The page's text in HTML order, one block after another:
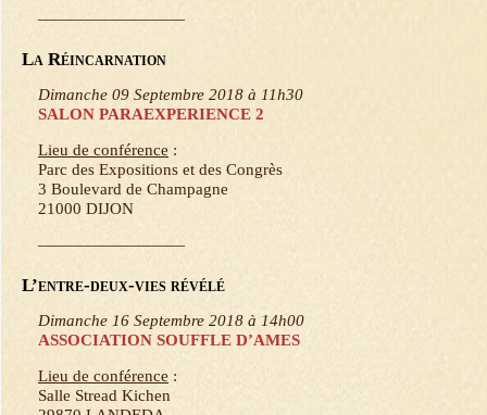
—————————
La Réincarnation
Dimanche 09 Septembre 2018 à 11h30
SALON PARAEXPERIENCE 2
Lieu de conférence :
Parc des Expositions et des Congrès
3 Boulevard de Champagne
21000 DIJON
—————————
L’entre-deux-vies révélé
Dimanche 16 Septembre 2018 à 14h00
ASSOCIATION SOUFFLE D’AMES
Lieu de conférence :
Salle Stread Kichen